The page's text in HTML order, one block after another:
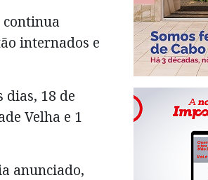
continua
internados e
dias, 18 de
Velha e 1
anunciado,